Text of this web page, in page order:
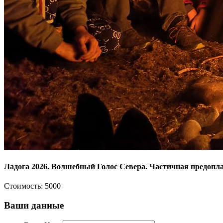
Ладога 2026. Волшебный Голос Севера. Частичная
Стоимость: 5000
Ваши данные